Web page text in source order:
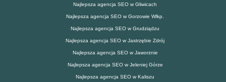
Najlepsza agencja SEO w Gliwicach
Najlepsza agencja SEO w Gorzowie Wlkp.
Najlepsza agencja SEO w Grudziądzu
Najlepsza agencja SEO w Jastrzębie Zdrój
Najlepsza agencja SEO w Jaworznie
Najlepsza agencja SEO w Jeleniej Górze
Najlepsza agencja SEO w Kaliszu